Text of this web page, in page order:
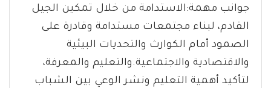
جوانب مهمة:الاستدامة من خلال تمكين الجيل
القادم، لبناء مجتمعات مستدامة وقادرة على
الصمود أمام الكوارث والتحديات البيئية
والاقتصادية والاجتماعية.والتعليم والمعرفة،
لتأكيد أهمية التعليم ونشر الوعي بين الشباب